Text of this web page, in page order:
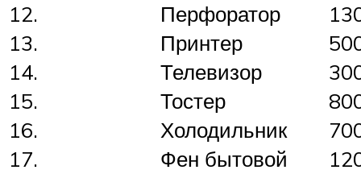
12.
Перфоратор
13.
Принтер
14.
Телевизор
15.
Тостер
16.
Холодильник
17.
Фен бытовой